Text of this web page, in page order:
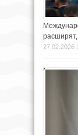
27.02.2026